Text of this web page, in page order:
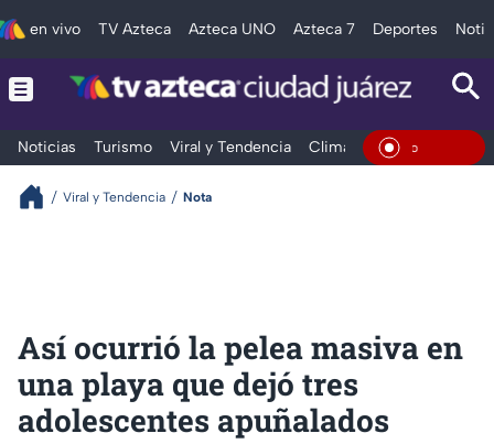
en vivo TV Azteca Azteca UNO Azteca 7 Deportes
Noticias Turismo Viral y Tendencia Clima Deportes En Vivo
Viral y Tendencia Nota
Así ocurrió la pelea masiva en
una playa que dejó tres
adolescentes apuñalados